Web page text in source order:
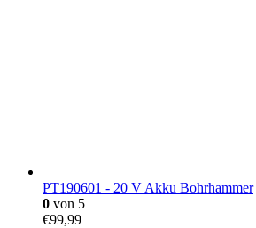
PT190601 - 20 V Akku Bohrhammer
0 von 5
€99,99